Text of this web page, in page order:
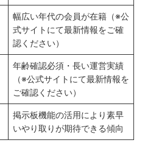
幅広い年代の会員が在籍（※公
式サイトにて最新情報をご確
認ください）
年齢確認必須・長い運営実績
（※公式サイトにて最新情報を
ご確認ください）
掲示板機能の活用により素早
いやり取りが期待できる傾向